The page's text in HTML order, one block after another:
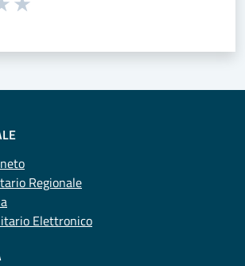
Regionale
Elettronico